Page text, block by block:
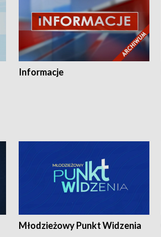
Informacje
Młodzieżowy Punkt Widzenia